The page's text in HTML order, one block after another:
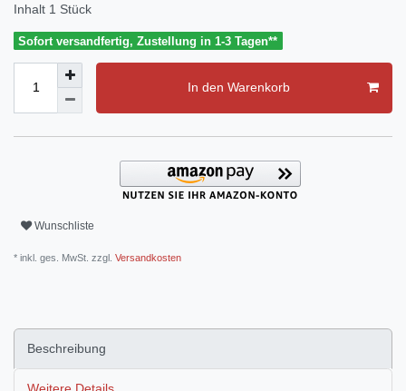
Inhalt 1 Stück
Sofort versandfertig, Zustellung in 1-3 Tagen**
In den Warenkorb
Wunschliste
* inkl. ges. MwSt. zzgl. Versandkosten
Beschreibung